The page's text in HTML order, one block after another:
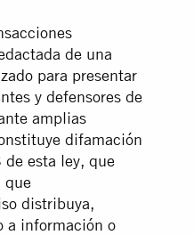
de una
para presentar
y defensores de
amplias
difamación
esta ley, que
que
distribuya,
a información o